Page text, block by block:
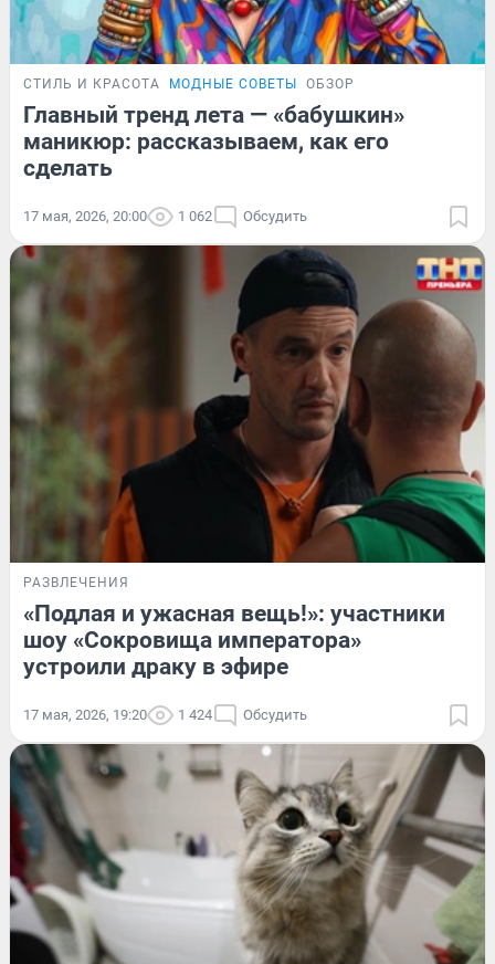
СТИЛЬ И КРАСОТА МОДНЫЕ СОВЕТЫ ОБЗОР
Главный тренд лета — «бабушкин»
маникюр: рассказываем, как его
сделать
17 мая, 2026, 20:00 1 062 Обсудить
РАЗВЛЕЧЕНИЯ
«Подлая и ужасная вещь!»: участники
шоу «Сокровища императора»
устроили драку в эфире
17 мая, 2026, 19:20 1 424 Обсудить